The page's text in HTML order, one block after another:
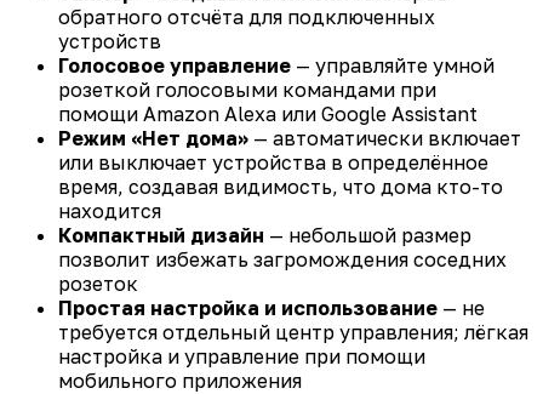
обратного отсчёта для подключенных
устройств
Голосовое управление — управляйте умной
розеткой голосовыми командами при
помощи Amazon Alexa или Google Assistant
Режим «Нет дома» — автоматически включает
или выключает устройства в определённое
время, создавая видимость, что дома кто-то
находится
Компактный дизайн — небольшой размер
позволит избежать загромождения соседних
розеток
Простая настройка и использование — не
требуется отдельный центр управления; лёгкая
настройка и управление при помощи
мобильного приложения